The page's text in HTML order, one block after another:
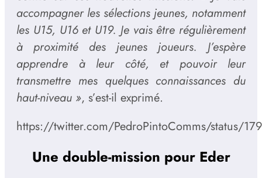
accompagner les sélections jeunes, notamment
les U15, U16 et U19. Je vais être régulièrement
à proximité des jeunes joueurs. J’espère
apprendre à leur côté, et pouvoir leur
transmettre mes quelques connaissances du
haut-niveau », s’est-il exprimé.
https://twitter.com/PedroPintoComms/status/
Une double-mission pour Eder